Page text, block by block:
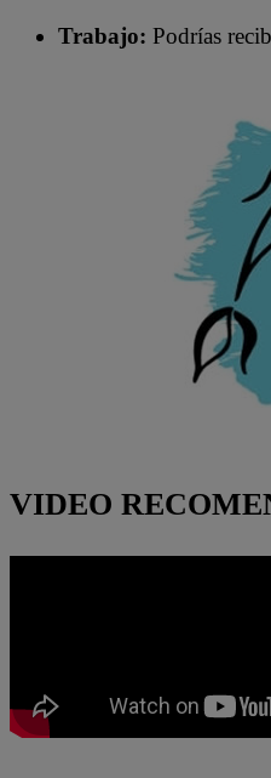
Trabajo: Podrías
VIDEO